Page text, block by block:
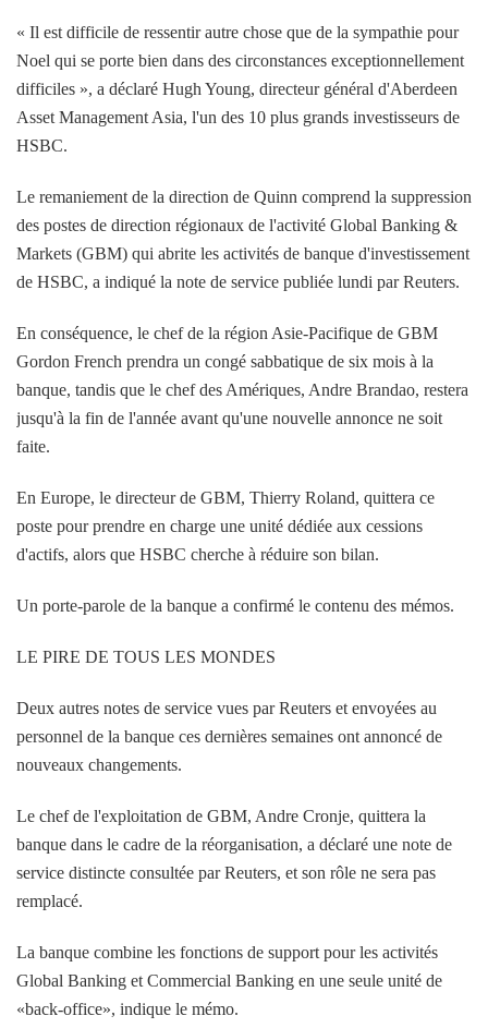
« Il est difficile de ressentir autre chose que de la sympathie pour
Noel qui se porte bien dans des circonstances exceptionnellement
difficiles », a déclaré Hugh Young, directeur général d'Aberdeen
Asset Management Asia, l'un des 10 plus grands investisseurs de
HSBC.
Le remaniement de la direction de Quinn comprend la suppression
des postes de direction régionaux de l'activité Global Banking &
Markets (GBM) qui abrite les activités de banque d'investissement
de HSBC, a indiqué la note de service publiée lundi par Reuters.
En conséquence, le chef de la région Asie-Pacifique de GBM
Gordon French prendra un congé sabbatique de six mois à la
banque, tandis que le chef des Amériques, Andre Brandao, restera
jusqu'à la fin de l'année avant qu'une nouvelle annonce ne soit
faite.
En Europe, le directeur de GBM, Thierry Roland, quittera ce
poste pour prendre en charge une unité dédiée aux cessions
d'actifs, alors que HSBC cherche à réduire son bilan.
Un porte-parole de la banque a confirmé le contenu des mémos.
LE PIRE DE TOUS LES MONDES
Deux autres notes de service vues par Reuters et envoyées au
personnel de la banque ces dernières semaines ont annoncé de
nouveaux changements.
Le chef de l'exploitation de GBM, Andre Cronje, quittera la
banque dans le cadre de la réorganisation, a déclaré une note de
service distincte consultée par Reuters, et son rôle ne sera pas
remplacé.
La banque combine les fonctions de support pour les activités
Global Banking et Commercial Banking en une seule unité de
«back-office», indique le mémo.